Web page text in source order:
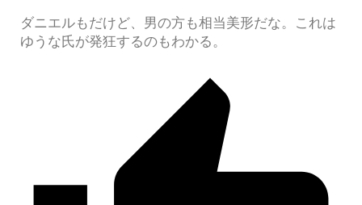
ダニエルもだけど、男の方も相当美形だな。これは
ゆうな氏が発狂するのもわかる。